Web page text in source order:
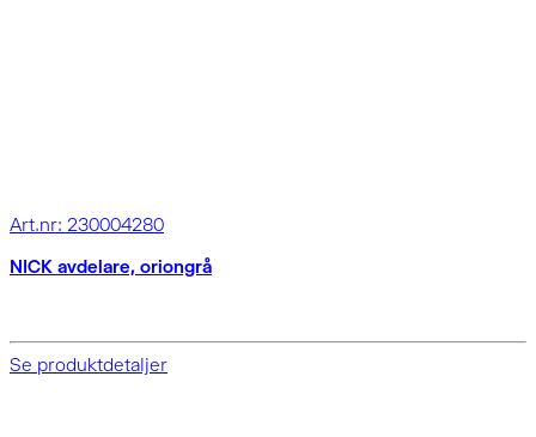
Art.nr: 230004280
NICK avdelare, oriongrå
Se produktdetaljer